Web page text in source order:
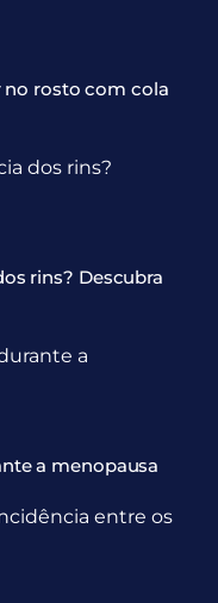
no rosto com cola
rins? Descubra
a menopausa